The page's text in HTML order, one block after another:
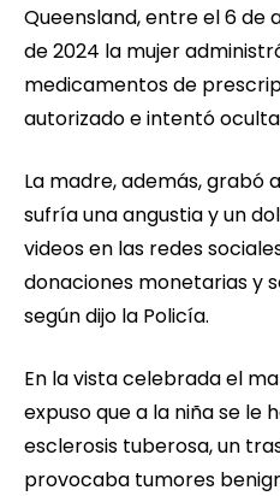
Queensland, entre el 6 de
de 2024 la mujer
medicamentos de
autorizado e intentó
La madre, además, grabó
sufría una angustia y un
videos en las redes
donaciones monetarias y
según dijo la Policía.
En la vista celebrada el
expuso que a la niña se le
esclerosis tuberosa, un
provocaba tumores